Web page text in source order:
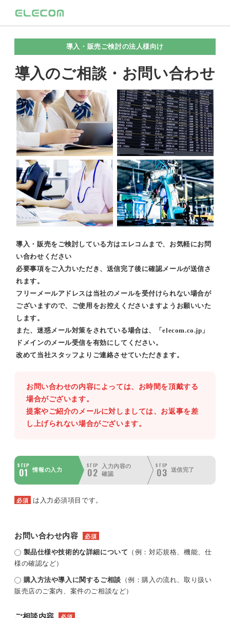
導入・販売ご検討の法人様向け
導入のご相談・お問い合わせ
導入・販売をご検討している方はエレコムまで、お気軽にお問
い合わせください
必要事項をご入力いただき、送信完了後に確認メールが送信さ
れます。
フリーメールアドレスは当社のメールを受付けられない場合が
ございますので、ご使用をお控えくださいますようお願いいた
します。
また、迷惑メール対策をされている場合は、「elecom.co.jp」
ドメインのメール受信を有効にしてください。
改めて当社スタッフよりご連絡させていただきます。
お問い合わせの内容によっては、お時間を頂戴する
場合がございます。
提案やご紹介のメールに対しましては、お返事を差
し上げられない場合がございます。
STEP
01 情報の入力
STEP
02
入力内容の
確認
STEP
03 送信完了
必須 は入力必須項目です。
お問い合わせ内容 必須
製品仕様や技術的な詳細について （例：対応規格、機能、仕
様の確認など）
購入方法や導入に関するご相談 （例：購入の流れ、取り扱い
販売店のご案内、案件のご相談など）
ご相談内容